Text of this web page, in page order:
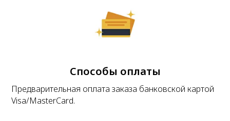
Способы оплаты
Предварительная оплата заказа банковской картой
Visa/MasterCard.